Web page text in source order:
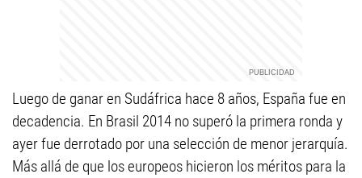
Luego de ganar en Sudáfrica hace 8 años, España fue en
decadencia. En Brasil 2014 no superó la primera ronda y
ayer fue derrotado por una selección de menor jerarquía.
Más allá de que los europeos hicieron los méritos para la